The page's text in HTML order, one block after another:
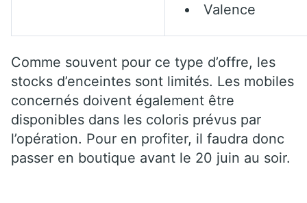
Valence
Comme souvent pour ce type d’offre, les
stocks d’enceintes sont limités. Les mobiles
concernés doivent également être
disponibles dans les coloris prévus par
l’opération. Pour en profiter, il faudra donc
passer en boutique avant le 20 juin au soir.